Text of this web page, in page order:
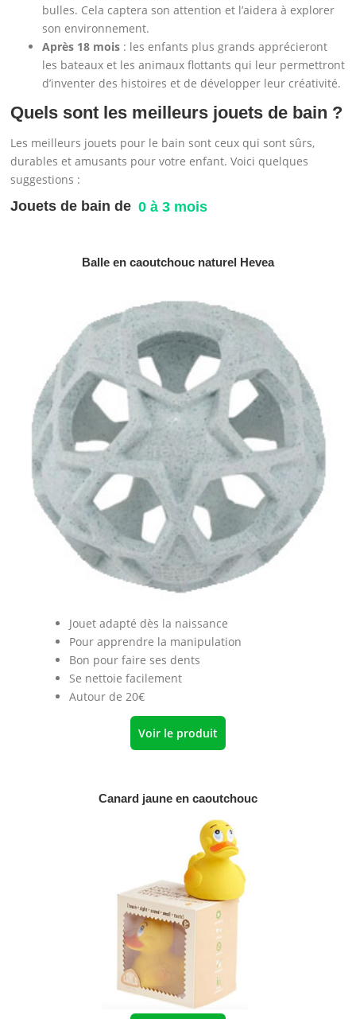
bulles. Cela captera son attention et l’aidera à explorer
son environnement.
Après 18 mois : les enfants plus grands apprécieront
les bateaux et les animaux flottants qui leur permettront
d’inventer des histoires et de développer leur créativité.
Quels sont les meilleurs jouets de bain ?
Les meilleurs jouets pour le bain sont ceux qui sont sûrs,
durables et amusants pour votre enfant. Voici quelques
suggestions :
Jouets de bain de 0 à 3 mois
Balle en caoutchouc naturel Hevea
Jouet adapté dès la naissance
Pour apprendre la manipulation
Bon pour faire ses dents
Se nettoie facilement
Autour de 20€
Voir le produit
Canard jaune en caoutchouc